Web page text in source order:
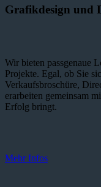
Grafikdesign und
Wir bieten passgenaue
Projekte. Egal, ob Sie
Verkaufsbroschüre,
erarbeiten gemeinsam
Erfolg bringt.
Mehr Infos